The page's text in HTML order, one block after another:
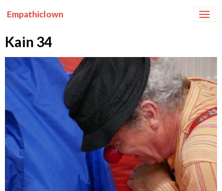
Empathiclown
Kain 34